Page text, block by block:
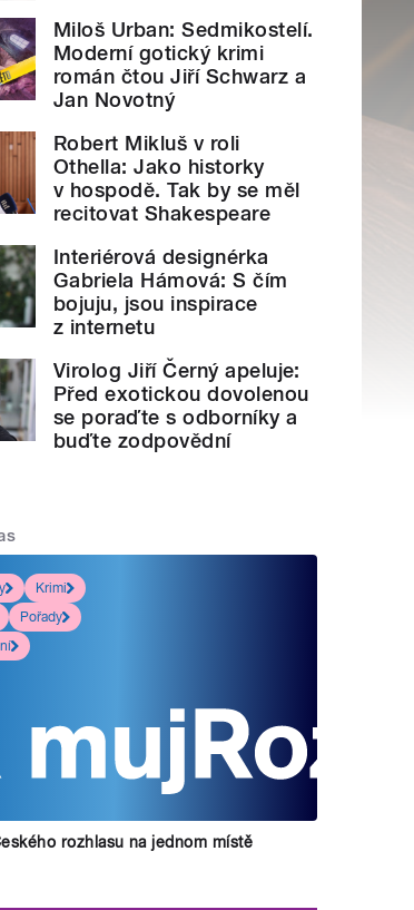
Miloš Urban: Sedmikostelí.
Moderní gotický krimi
román čtou Jiří Schwarz a
Jan Novotný
Robert Mikluš v roli
Othella: Jako historky
v hospodě. Tak by se měl
recitovat Shakespeare
Interiérová designérka
Gabriela Hámová: S čím
bojuju, jsou inspirace
z internetu
Virolog Jiří Černý apeluje:
Před exotickou dovolenou
se poraďte s odborníky a
buďte zodpovědní
Krimi
Pořady
rozhlasu na jednom místě